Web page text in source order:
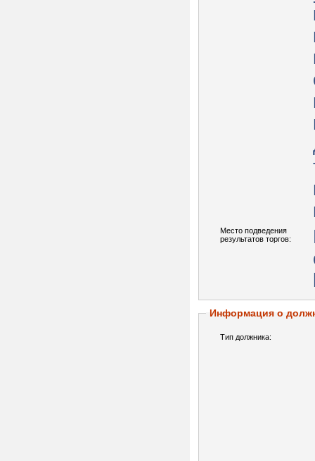
Место подведения
результатов торгов:
Информация о
Тип должника: